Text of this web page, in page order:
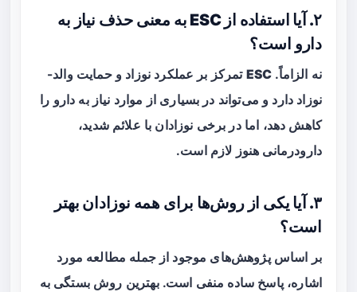
۲. آیا استفاده از ESC به معنی حذف نیاز به
دارو است؟
نه الزاماً. ESC تمرکز بر عملکرد نوزاد و حمایت والد-
نوزاد دارد و می‌تواند در بسیاری از موارد نیاز به دارو را
کاهش دهد، اما در برخی نوزادان با علائم شدید،
دارودرمانی هنوز لازم است.
۳. آیا یکی از روش‌ها برای همه نوزادان بهتر
است؟
بر اساس پژوهش‌های موجود از جمله مطالعه مورد
اشاره، پاسخ ساده منفی است. بهترین روش بستگی به